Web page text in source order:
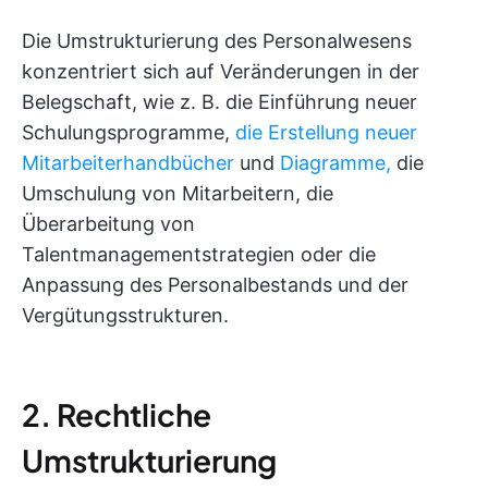
Die Umstrukturierung des Personalwesens
konzentriert sich auf Veränderungen in der
Belegschaft, wie z. B. die Einführung neuer
Schulungsprogramme, die Erstellung neuer
Mitarbeiterhandbücher und Diagramme, die
Umschulung von Mitarbeitern, die
Überarbeitung von
Talentmanagementstrategien oder die
Anpassung des Personalbestands und der
Vergütungsstrukturen.
2. Rechtliche
Umstrukturierung